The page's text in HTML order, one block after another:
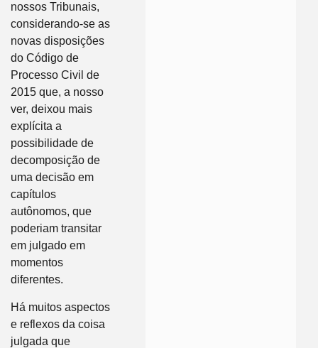
nossos Tribunais,
considerando-se as
novas disposições
do Código de
Processo Civil de
2015 que, a nosso
ver, deixou mais
explícita a
possibilidade de
decomposição de
uma decisão em
capítulos
autônomos, que
poderiam transitar
em julgado em
momentos
diferentes.
Há muitos aspectos
e reflexos da coisa
julgada que